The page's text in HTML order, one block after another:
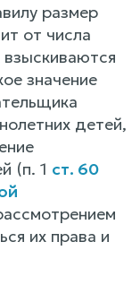
размер
от числа
значение
детей,
(п. 1 ст. 60
их права и